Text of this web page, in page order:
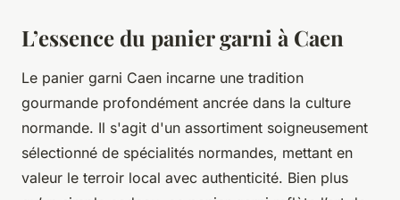
L’essence du panier garni à Caen
Le panier garni Caen incarne une tradition
gourmande profondément ancrée dans la culture
normande. Il s'agit d'un assortiment soigneusement
sélectionné de spécialités normandes, mettant en
valeur le terroir local avec authenticité. Bien plus